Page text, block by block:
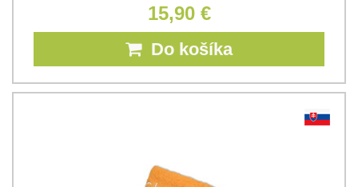
15,90 €
Do košíka